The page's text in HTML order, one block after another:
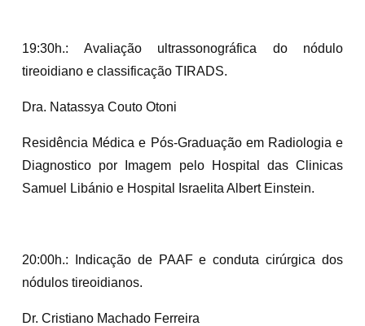
19:30h.: Avaliação ultrassonográfica do nódulo
tireoidiano e classificação TIRADS.
Dra. Natassya Couto Otoni
Residência Médica e Pós-Graduação em Radiologia e
Diagnostico por Imagem pelo Hospital das Clinicas
Samuel Libánio e Hospital Israelita Albert Einstein.
20:00h.: Indicação de PAAF e conduta cirúrgica dos
nódulos tireoidianos.
Dr. Cristiano Machado Ferreira